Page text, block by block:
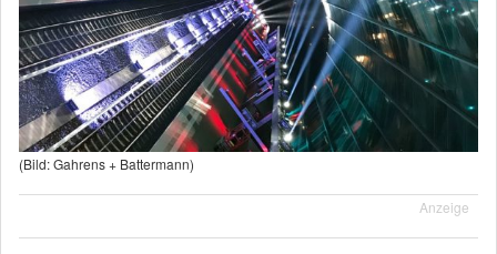
(Bild: Gahrens + Battermann)
Anzeige